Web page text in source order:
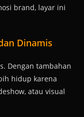
brand, layar ini
Dinamis
Dengan tambahan
hidup karena
atau visual